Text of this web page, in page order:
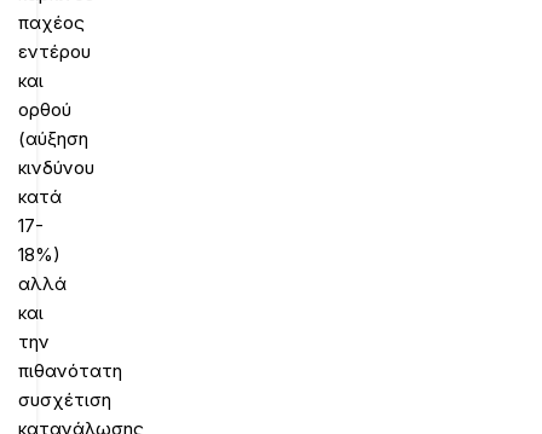
παχέος
εντέρου
και
ορθού
(αύξηση
κινδύνου
κατά
17-
18%)
αλλά
και
την
πιθανότατη
συσχέτιση
κατανάλωσης